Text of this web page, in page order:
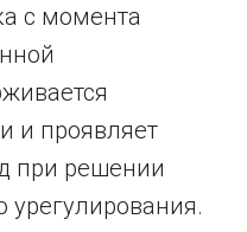
с момента
и проявляет
при решении
урегулирования.